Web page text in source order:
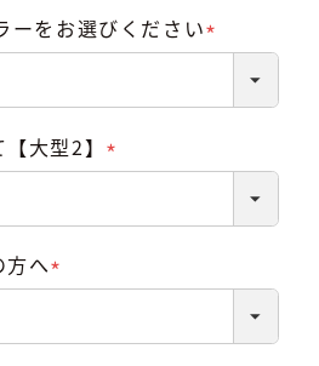
ーをお選びください
大型2】
へ